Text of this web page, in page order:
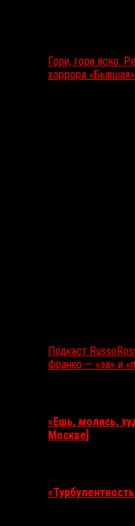
Гори, гори ясно:
хоррора «Бывшая»
Подкаст
Франко — «за» и
«Ешь, молись,
Москве]